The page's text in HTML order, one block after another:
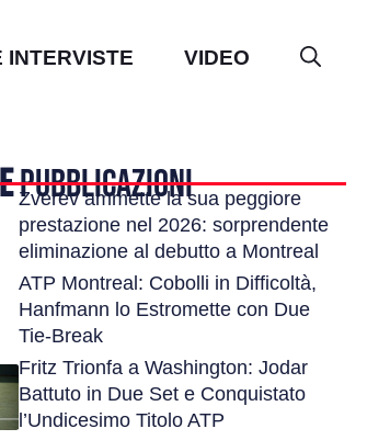
INTERVISTE VIDEO
PUBBLICAZIONI
Zverev ammette la sua peggiore
prestazione nel 2026: sorprendente
eliminazione al debutto a Montreal
ATP Montreal: Cobolli in Difficoltà,
Hanfmann lo Estromette con Due
Tie-Break
Fritz Trionfa a Washington: Jodar
Battuto in Due Set e Conquistato
l’Undicesimo Titolo ATP